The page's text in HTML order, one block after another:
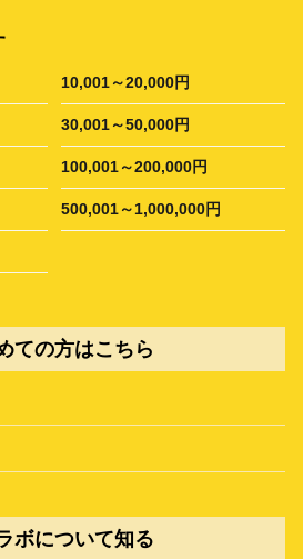
10,001～20,000円
30,001～50,000円
100,001～200,000円
500,001～1,000,000円
ての方はこちら
ボについて知る